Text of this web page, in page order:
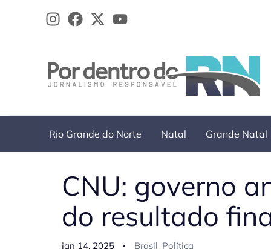
Rio Grande do Norte Natal Grande Natal
CNU: governo
do resultado
jan 14, 2025 Brasil Política